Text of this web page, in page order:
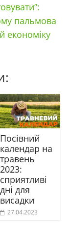
пальмова
економіку
Посівний
календар на
травень
2023:
сприятливі
дні для
висадки
27.04.2023